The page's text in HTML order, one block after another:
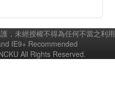
，未經授權不得為任何不當之利用
IE9+ Recommended
All Rights Reserved.